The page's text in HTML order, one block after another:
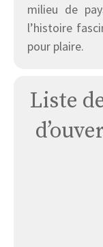
milieu de
l’histoire
pour plaire.
Liste